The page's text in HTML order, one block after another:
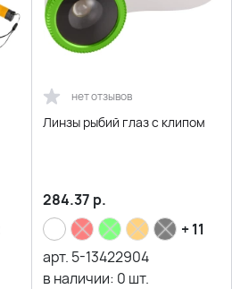
нет отзывов
Линзы рыбий глаз с клипом
284.37 р.
+ 11
арт. 5-13422904
в наличии: 0 шт.